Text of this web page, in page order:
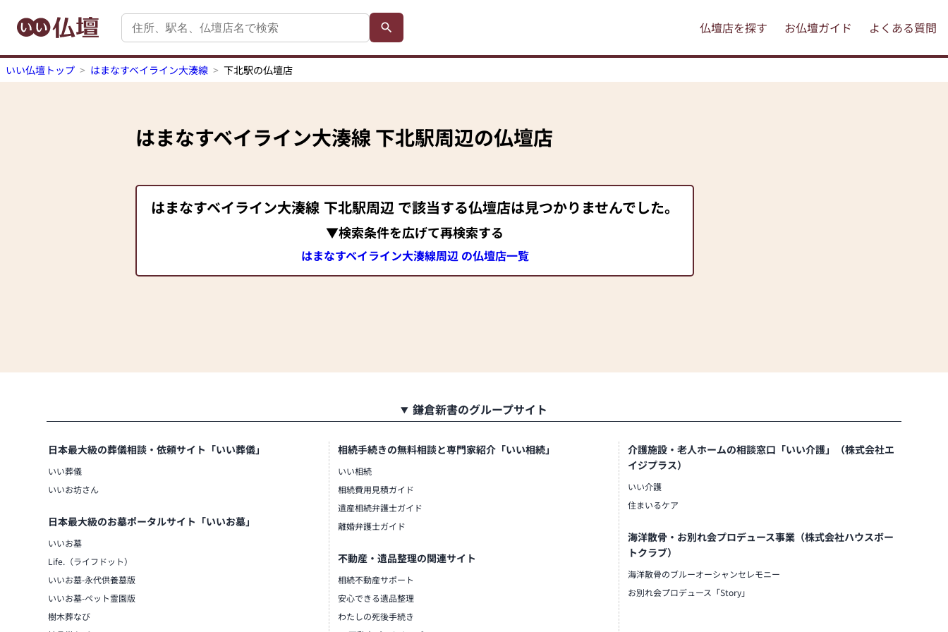
仏壇店を探す お仏壇ガイド よくある質問
いい仏壇トップ はまなすベイライン大湊線 下北駅の仏壇店
はまなすベイライン大湊線下北駅周辺の仏壇店
はまなすベイライン大湊線 下北駅周辺 で該当する仏壇店は見つかりませんでした。
▼検索条件を広げて再検索する
はまなすベイライン大湊線周辺 の仏壇店一覧
鎌倉新書のグループサイト
日本最大級の葬儀相談・依頼サイト「いい葬儀」
いい葬儀
いいお坊さん
日本最大級のお墓ポータルサイト「いいお墓」
いいお墓
Life.（ライフドット）
いいお墓-永代供養墓版
いいお墓-ペット霊園版
樹木葬なび
相続手続きの無料相談と専門家紹介「いい相続」
いい相続
相続費用見積ガイド
遺産相続弁護士ガイド
離婚弁護士ガイド
不動産・遺品整理の関連サイト
相続不動産サポート
安心できる遺品整理
わたしの死後手続き
介護施設・老人ホームの相談窓口「いい介護」（株式会社エ
イジプラス）
いい介護
住まいるケア
海洋散骨・お別れ会プロデュース事業（株式会社ハウスボー
トクラブ）
海洋散骨のブルーオーシャンセレモニー
お別れ会プロデュース「Story」